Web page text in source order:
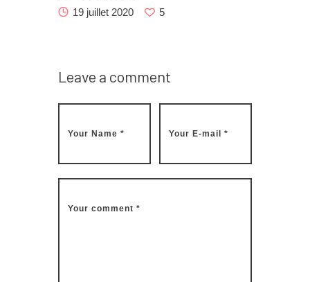
19 juillet 2020 5
Leave a comment